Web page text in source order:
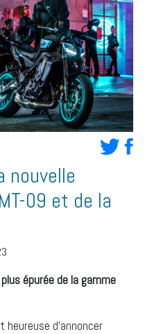
nouvelle
09 et de la
épurée de la gamme
heureuse d’annoncer